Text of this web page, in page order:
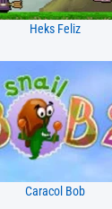
Heks Feliz
Caracol Bob